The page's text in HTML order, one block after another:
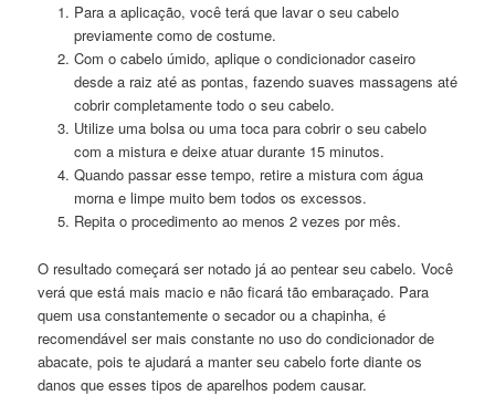
Para a aplicação, você terá que lavar o seu cabelo
previamente como de costume.
Com o cabelo úmido, aplique o condicionador caseiro
desde a raiz até as pontas, fazendo suaves massagens até
cobrir completamente todo o seu cabelo.
Utilize uma bolsa ou uma toca para cobrir o seu cabelo
com a mistura e deixe atuar durante 15 minutos.
Quando passar esse tempo, retire a mistura com água
morna e limpe muito bem todos os excessos.
Repita o procedimento ao menos 2 vezes por mês.
O resultado começará ser notado já ao pentear seu cabelo. Você
verá que está mais macio e não ficará tão embaraçado. Para
quem usa constantemente o secador ou a chapinha, é
recomendável ser mais constante no uso do condicionador de
abacate, pois te ajudará a manter seu cabelo forte diante os
danos que esses tipos de aparelhos podem causar.